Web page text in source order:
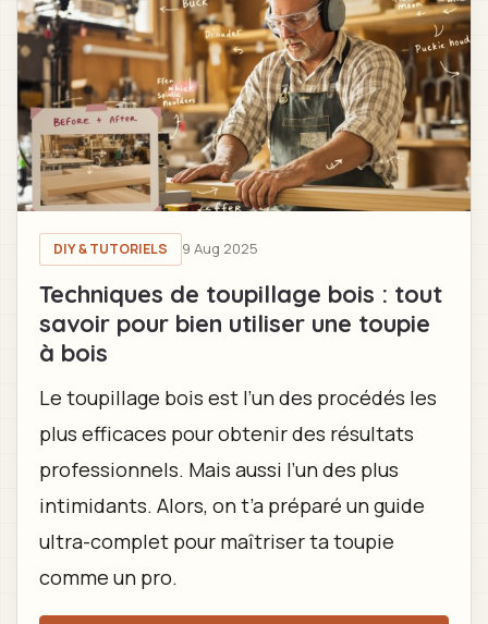
DIY & TUTORIELS 9 Aug 2025
Techniques de toupillage bois : tout
savoir pour bien utiliser une toupie
à bois
Le toupillage bois est l’un des procédés les
plus efficaces pour obtenir des résultats
professionnels. Mais aussi l’un des plus
intimidants. Alors, on t’a préparé un guide
ultra-complet pour maîtriser ta toupie
comme un pro.